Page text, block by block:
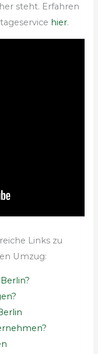
steht. Erfahren
hier.
Links zu
Umzug: